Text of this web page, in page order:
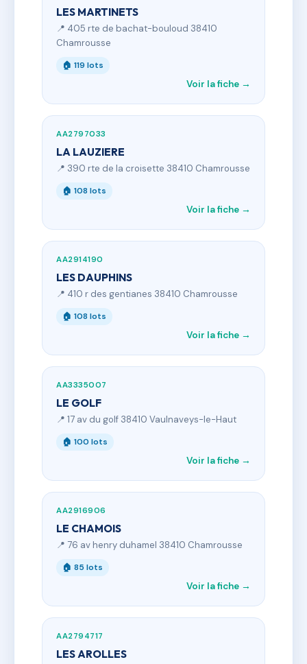
LES MARTINETS
📍 405 rte de bachat-bouloud 38410
Chamrousse
🏠 119 lots
Voir la fiche →
AA2797033
LA LAUZIERE
📍 390 rte de la croisette 38410 Chamrousse
🏠 108 lots
Voir la fiche →
AA2914190
LES DAUPHINS
📍 410 r des gentianes 38410 Chamrousse
🏠 108 lots
Voir la fiche →
AA3335007
LE GOLF
📍 17 av du golf 38410 Vaulnaveys-le-Haut
🏠 100 lots
Voir la fiche →
AA2916906
LE CHAMOIS
📍 76 av henry duhamel 38410 Chamrousse
🏠 85 lots
Voir la fiche →
AA2794717
LES AROLLES